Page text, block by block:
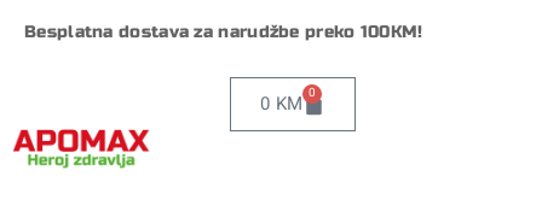
Besplatna dostava za narudžbe preko 100KM!
0 KM 0